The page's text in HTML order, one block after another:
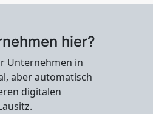
hier?
Unternehmen in
aber automatisch
digitalen